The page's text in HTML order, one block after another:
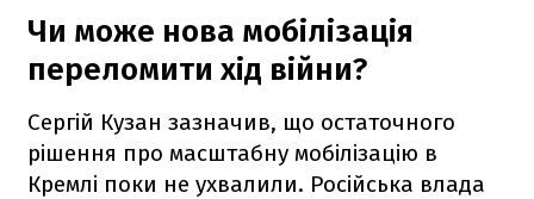
Чи може нова мобілізація
переломити хід війни?
Сергій Кузан зазначив, що остаточного
рішення про масштабну мобілізацію в
Кремлі поки не ухвалили. Російська влада